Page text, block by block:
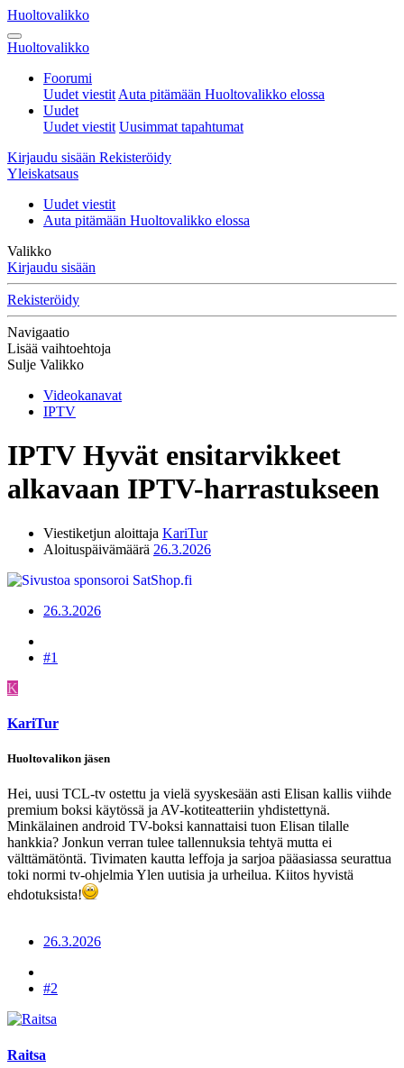
Huoltovalikko
Huoltovalikko
Foorumi
Uudet viestit Auta pitämään Huoltovalikko elossa
Uudet
Uudet viestit Uusimmat tapahtumat
Kirjaudu sisään Rekisteröidy
Yleiskatsaus
Uudet viestit
Auta pitämään Huoltovalikko elossa
Valikko
Kirjaudu sisään
Rekisteröidy
Navigaatio
Lisää vaihtoehtoja
Sulje Valikko
Videokanavat
IPTV
IPTV Hyvät ensitarvikkeet
alkavaan IPTV-harrastukseen
Viestiketjun aloittaja KariTur
Aloituspäivämäärä 26.3.2026
26.3.2026
#1
K
KariTur
Huoltovalikon jäsen
Hei, uusi TCL-tv ostettu ja vielä syyskesään asti Elisan kallis viihde
premium boksi käytössä ja AV-kotiteatteriin yhdistettynä.
Minkälainen android TV-boksi kannattaisi tuon Elisan tilalle
hankkia? Jonkun verran tulee tallennuksia tehtyä mutta ei
välttämätöntä. Tivimaten kautta leffoja ja sarjoa pääasiassa seurattua
toki normi tv-ohjelmia Ylen uutisia ja urheilua. Kiitos hyvistä
ehdotuksista!
26.3.2026
#2
Raitsa